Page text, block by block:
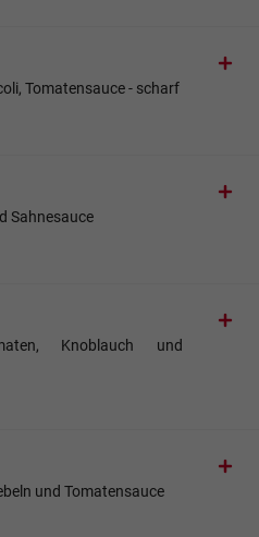
Tomatensauce - scharf
Sahnesauce
Knoblauch und
und Tomatensauce